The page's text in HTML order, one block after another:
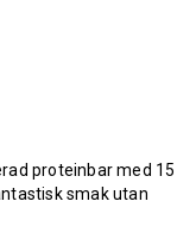
proteinbar med 15
smak utan